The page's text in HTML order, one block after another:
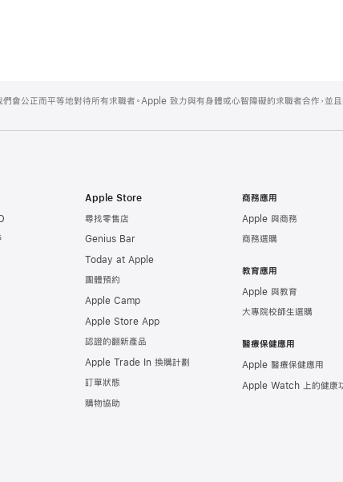
會公正而平等地對待所有求職者。Apple 致力與有身體或心智障礙的求職者合作，並且
Apple Store
尋找零售店
Genius Bar
Today at Apple
團體預約
Apple Camp
Apple Store App
認證的翻新產品
Apple Trade In 換購計劃
訂單狀態
購物協助
商務應用
Apple 與商務
商務選購
教育應用
Apple 與教育
大專院校師生選購
醫療保健應用
Apple 醫療保健應用
Apple Watch 上的健康